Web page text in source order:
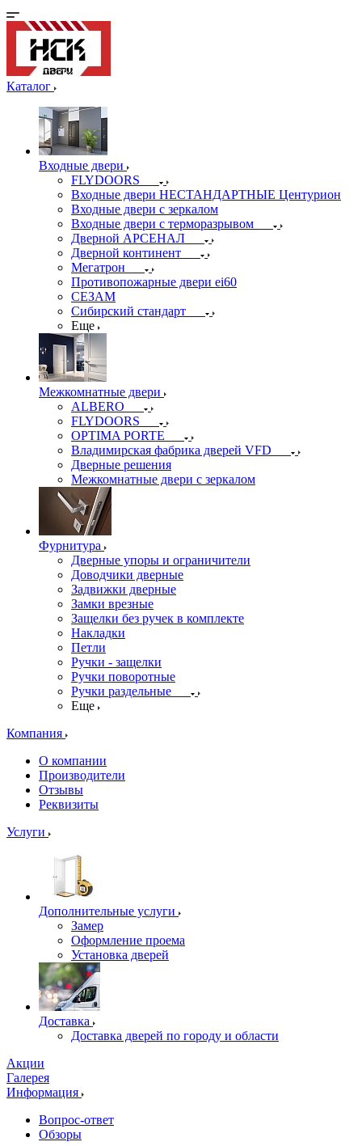
Каталог
Входные двери
FLYDOORS
Входные двери НЕСТАНДАРТНЫЕ Центурион
Входные двери с зеркалом
Входные двери с терморазрывом
Дверной АРСЕНАЛ
Дверной континент
Мегатрон
Противопожарные двери ei60
СЕЗАМ
Сибирский стандарт
Еще
Межкомнатные двери
ALBERO
FLYDOORS
OPTIMA PORTE
Владимирская фабрика дверей VFD
Дверные решения
Межкомнатные двери c зеркалом
Фурнитура
Дверные упоры и ограничители
Доводчики дверные
Задвижки дверные
Замки врезные
Защелки без ручек в комплекте
Накладки
Петли
Ручки - защелки
Ручки поворотные
Ручки раздельные
Еще
Компания
О компании
Производители
Отзывы
Реквизиты
Услуги
Дополнительные услуги
Замер
Оформление проема
Установка дверей
Доставка
Доставка дверей по городу и области
Акции
Галерея
Информация
Вопрос-ответ
Обзоры